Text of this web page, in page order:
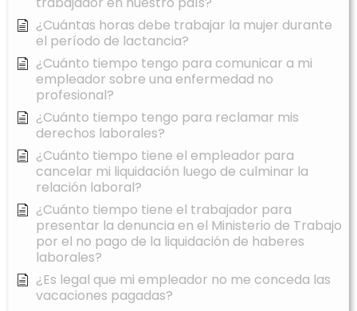
¿Cuántas horas debe trabajar la mujer durante
el período de lactancia?
¿Cuánto tiempo tengo para comunicar a mi
empleador sobre una enfermedad no
profesional?
¿Cuánto tiempo tengo para reclamar mis
derechos laborales?
¿Cuánto tiempo tiene el empleador para
cancelar mi liquidación luego de culminar la
relación laboral?
¿Cuánto tiempo tiene el trabajador para
presentar la denuncia en el Ministerio de Trabajo
por el no pago de la liquidación de haberes
laborales?
¿Es legal que mi empleador no me conceda las
vacaciones pagadas?